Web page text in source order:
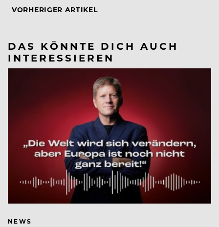
VORHERIGER ARTIKEL
DAS KÖNNTE DICH AUCH
INTERESSIEREN
NEWS